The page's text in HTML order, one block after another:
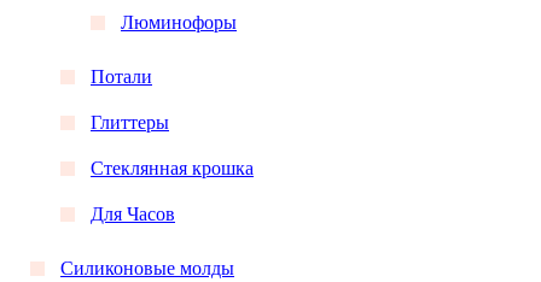
Люминофоры
Потали
Глиттеры
Стеклянная крошка
Для Часов
Силиконовые молды